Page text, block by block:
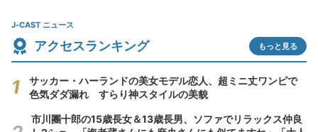
J-CAST ニュース
アクセスランキング もっと見る
サッカー・ハーランドの美女モデル恋人、超ミニ丈ワンピで
色気ダダ漏れ すらり神スタイルの美貌
市川團十郎の15歳長女＆13歳長男、ソファでリラックス仲良